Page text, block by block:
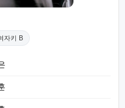
자키 B